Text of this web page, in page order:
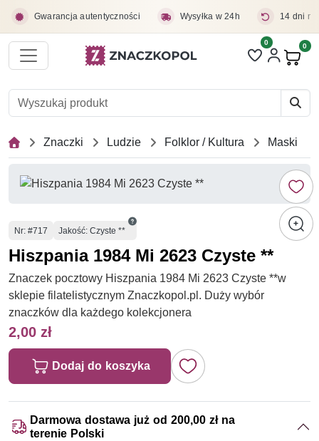
Gwarancja autentyczności Wysyłka w 24h 14 dni
Liczba pozycji
0 0
Znaczki Ludzie Folklor / Kultura Maski
Numer
Nr: #717 Jakość: Czyste **
Hiszpania 1984 Mi 2623 Czyste **
Znaczek pocztowy Hiszpania 1984 Mi 2623 Czyste **w
sklepie filatelistycznym Znaczkopol.pl. Duży wybór
znaczków dla każdego kolekcjonera
2,00 zł
Dodaj do koszyka
Darmowa dostawa już od 200,00 zł na
terenie Polski